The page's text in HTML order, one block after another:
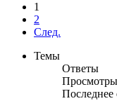
1
2
След.
Темы
Ответы
Просмотры